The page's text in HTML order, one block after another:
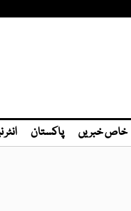
خاص خبریں پاکستان